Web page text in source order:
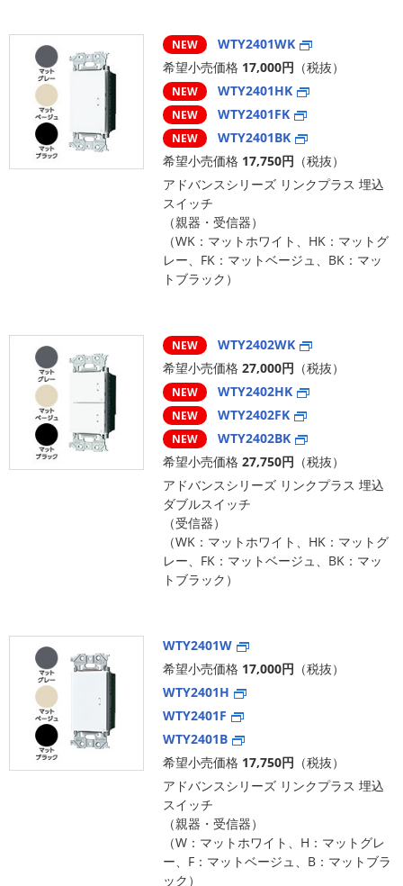
NEW
WTY2401WK
希望小売価格 17,000円 （税抜）
NEW WTY2401HK
NEW WTY2401FK
NEW
WTY2401BK
希望小売価格 17,750円 （税抜）
アドバンスシリーズ リンクプラス 埋込
スイッチ
（親器・受信器）
（WK：マットホワイト、HK：マットグ
レー、FK：マットベージュ、BK：マッ
トブラック）
NEW
WTY2402WK
希望小売価格27,000円 （税抜）
NEW WTY2402HK
NEW WTY2402FK
NEW
WTY2402BK
希望小売価格27,750円 （税抜）
アドバンスシリーズ リンクプラス 埋込
ダブルスイッチ
（受信器）
（WK：マットホワイト、HK：マットグ
レー、FK：マットベージュ、BK：マッ
トブラック）
WTY2401W
希望小売価格 17,000円 （税抜）
WTY2401H
WTY2401F
WTY2401B
希望小売価格 17,750円 （税抜）
アドバンスシリーズ リンクプラス 埋込
スイッチ
（親器・受信器）
（W：マットホワイト、H：マットグレ
ー、F：マットベージュ、B：マットブラ
ック）